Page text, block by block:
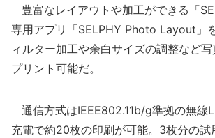
豊富なレイアウトや加工ができる「
専用アプリ「SELPHY Photo Layout」
ィルター加工や余白サイズの調整など
プリント可能だ。
通信方式はIEEE802.11b/g準拠の無線
充電で約20枚の印刷が可能。3枚分の試